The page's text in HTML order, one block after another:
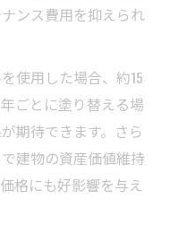
ンス費用を抑えられ
使用した場合、約15
ごとに塗り替える場
期待できます。さら
建物の資産価値維持
格にも好影響を与え